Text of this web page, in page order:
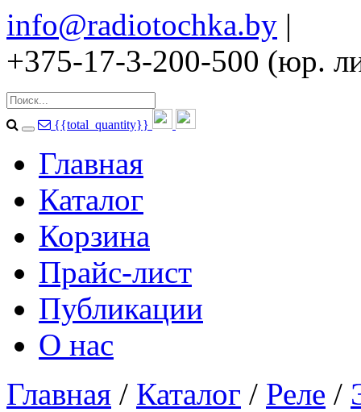
info@radiotochka.by |
+375-17-3-200-500 (юр.
{{total_quantity}}
Главная
Каталог
Корзина
Прайс-лист
Публикации
О нас
Главная / Каталог / Реле /